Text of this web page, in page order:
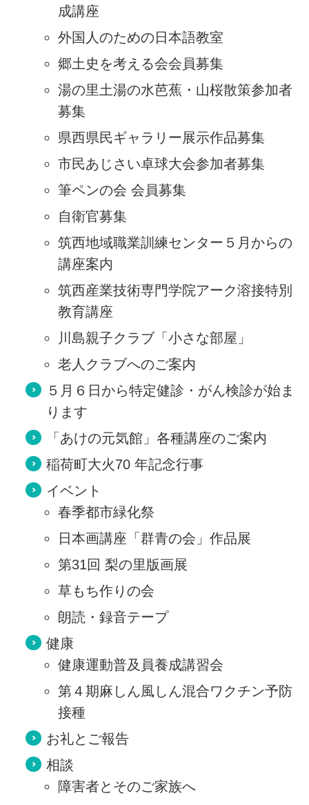
成講座
外国人のための日本語教室
郷土史を考える会会員募集
湯の里土湯の水芭蕉・山桜散策参加者
募集
県西県民ギャラリー展示作品募集
市民あじさい卓球大会参加者募集
筆ペンの会 会員募集
自衛官募集
筑西地域職業訓練センター５月からの
講座案内
筑西産業技術専門学院アーク溶接特別
教育講座
川島親子クラブ「小さな部屋」
老人クラブへのご案内
５月６日から特定健診・がん検診が始ま
ります
「あけの元気館」各種講座のご案内
稲荷町大火70 年記念行事
イベント
春季都市緑化祭
日本画講座「群青の会」作品展
第31回 梨の里版画展
草もち作りの会
朗読・録音テープ
健康
健康運動普及員養成講習会
第４期麻しん風しん混合ワクチン予防
接種
お礼とご報告
相談
障害者とそのご家族へ